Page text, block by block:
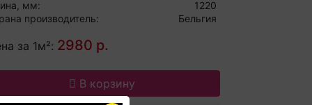
мм:
1220
производитель:
Бельгия
за 1м²: 2980 р.
В корзину